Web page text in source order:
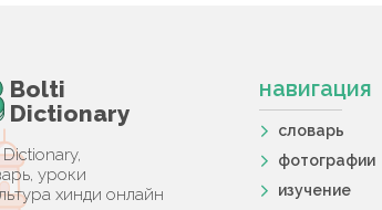
Bolti
Dictionary
уроки
хинди онлайн
навигация
словарь
фотографии
изучение